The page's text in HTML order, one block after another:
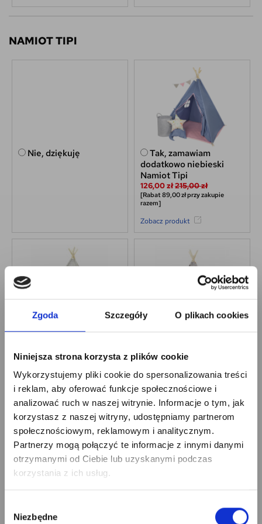
Zgoda Szczegóły O plikach cookies
Niniejsza strona korzysta z plików cookie
Wykorzystujemy pliki cookie do spersonalizowania treści
i reklam, aby oferować funkcje społecznościowe i
analizować ruch w naszej witrynie. Informacje o tym, jak
korzystasz z naszej witryny, udostępniamy partnerom
społecznościowym, reklamowym i analitycznym.
Partnerzy mogą połączyć te informacje z innymi danymi
otrzymanymi od Ciebie lub uzyskanymi podczas
korzystania z ich usług.
zgody
Niezbędne
NAMIOT TIPI
Nie, dziękuję
Tak, zamawiam
dodatkowo niebieski
Namiot Tipi
126,00 zł215,00 zł
[Rabat 89,00 zł przy zakupie
razem]
Zobacz produkt
Tak, zamawiam
Namiot Tipi
126,00 zł
[Rabat 89,00 zł przy zakupie
razem]
Zobacz produkt
Tak, zamawiam
Tipi
[Rabat 89,00 zł przy zakupie
razem]
Zobacz produkt
Tak, zamawiam
Zapisz się na newsletter
5% RABATU
na pierwsze zakupy!